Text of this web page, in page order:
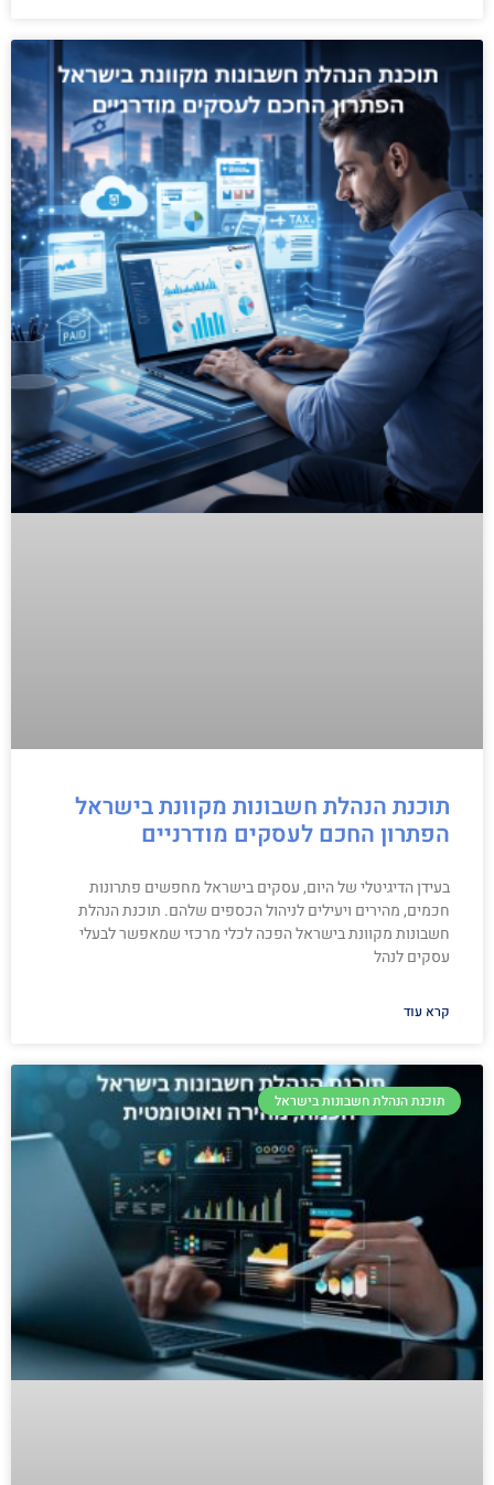
תוכנת הנהלת חשבונות מקוונת בישראל
הפתרון החכם לעסקים מודרניים
בעידן הדיגיטלי של היום, עסקים בישראל מחפשים פתרונות
חכמים, מהירים ויעילים לניהול הכספים שלהם. תוכנת הנהלת
חשבונות מקוונת בישראל הפכה לכלי מרכזי שמאפשר לבעלי
עסקים לנהל
קרא עוד
תוכנת הנהלת חשבונות בישראל